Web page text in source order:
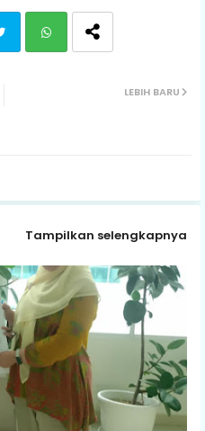
LEBIH BARU
Tampilkan selengkapnya